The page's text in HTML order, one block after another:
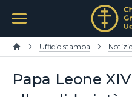
Ufficio stampa Notizie
Papa Leone